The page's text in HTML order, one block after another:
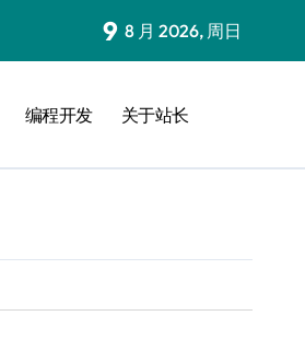
9 8 月 2026, 周日
编程开发 关于站长